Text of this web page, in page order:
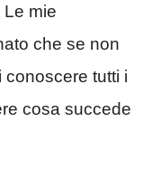
mie
che se non
tutti i
cosa succede